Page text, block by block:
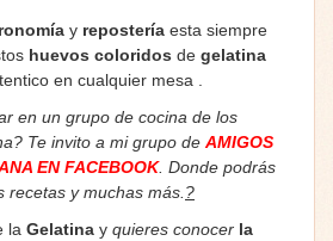
y repostería esta siempre
huevos coloridos de gelatina
en cualquier mesa .
en un grupo de cocina de los
Te invito a mi grupo de AMIGOS
EN FACEBOOK. Donde podrás
recetas y muchas más. ?
la Gelatina y quieres conocer la